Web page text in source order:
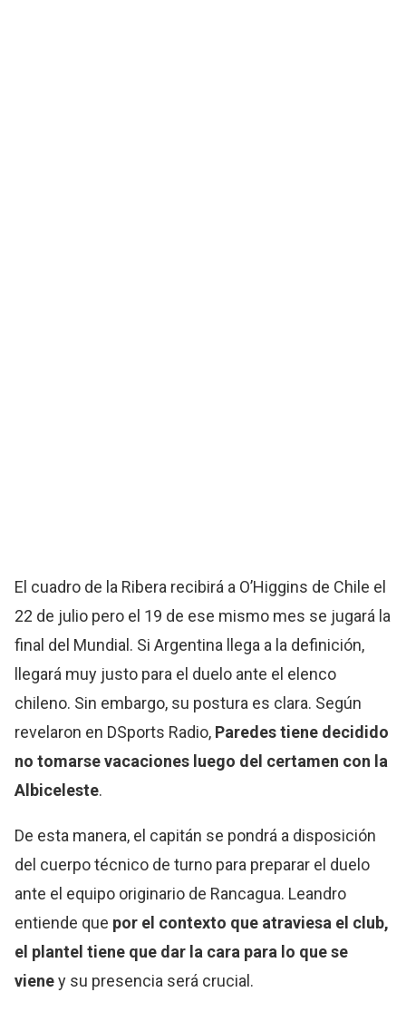
El cuadro de la Ribera recibirá a O’Higgins de Chile el
22 de julio pero el 19 de ese mismo mes se jugará la
final del Mundial. Si Argentina llega a la definición,
llegará muy justo para el duelo ante el elenco
chileno. Sin embargo, su postura es clara. Según
revelaron en DSports Radio, Paredes tiene decidido
no tomarse vacaciones luego del certamen con la
Albiceleste.
De esta manera, el capitán se pondrá a disposición
del cuerpo técnico de turno para preparar el duelo
ante el equipo originario de Rancagua. Leandro
entiende que por el contexto que atraviesa el club,
el plantel tiene que dar la cara para lo que se
vieney su presencia será crucial.